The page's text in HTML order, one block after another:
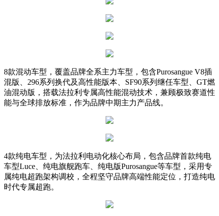
8款混动车型，覆盖品牌全系主力车型，包含Purosangue V8插
混版、296系列换代及高性能版本、SF90系列继任车型、GT燃
油混动版，搭载法拉利专属高性能混动技术，兼顾极致赛道性
能与全球排放标准，作为品牌中期主力产品线。
4款纯电车型，为法拉利电动化核心布局，包含品牌首款纯电
车型Luce、纯电旗舰跑车、纯电版Purosangue等车型，采用专
属纯电超跑架构调校，全程坚守品牌高端性能定位，打造纯电
时代专属超跑。